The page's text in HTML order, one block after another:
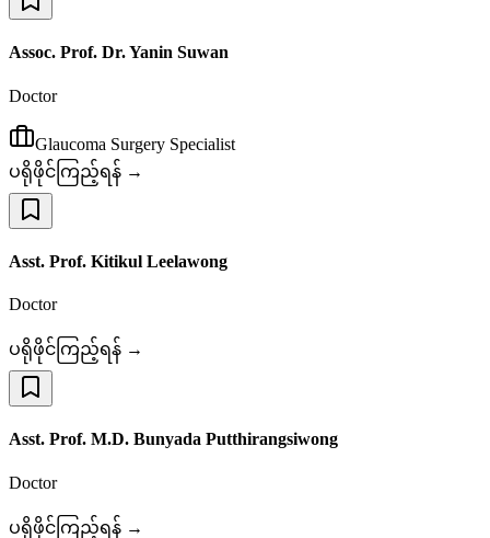
Assoc. Prof. Dr. Yanin Suwan
Doctor
Glaucoma Surgery Specialist
ပရိုဖိုင်ကြည့်ရန် →
Asst. Prof. Kitikul Leelawong
Doctor
ပရိုဖိုင်ကြည့်ရန် →
Asst. Prof. M.D. Bunyada Putthirangsiwong
Doctor
ပရိုဖိုင်ကြည့်ရန် →